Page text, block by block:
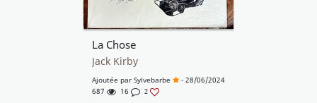
La Chose
Jack Kirby
Ajoutée par Sylvebarbe
- 28/06/2024
687
16 2